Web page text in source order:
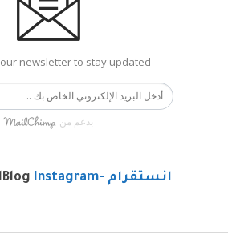
newsletter to stay updated.
بدعم من
انستقرام -Instagram